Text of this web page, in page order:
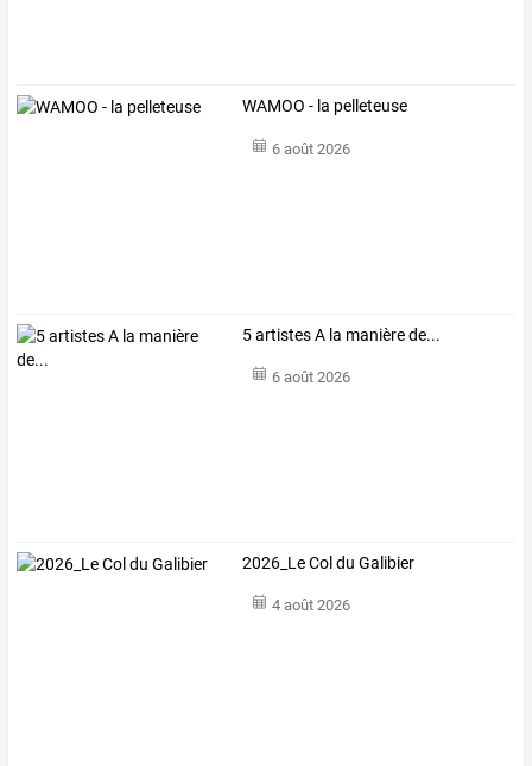
WAMOO - la pelleteuse
6 août 2026
5 artistes A la manière de...
6 août 2026
2026_Le Col du Galibier
4 août 2026